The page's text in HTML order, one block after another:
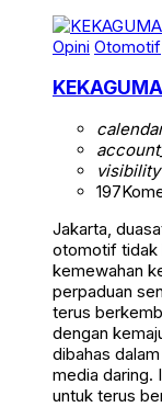
Opini Otomotif
visibility
197
Jakarta,
otomotif tidak
kemewahan
perpaduan
terus
dengan
dibahas
media daring.
untuk terus